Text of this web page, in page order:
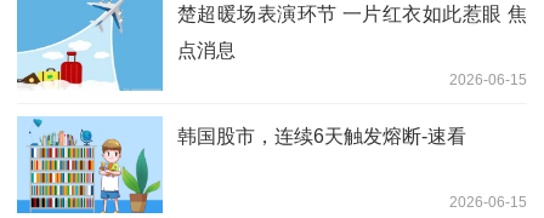
楚超暖场表演环节 一片红衣如此惹眼 焦
点消息
2026-06-15
韩国股市，连续6天触发熔断-速看
2026-06-15